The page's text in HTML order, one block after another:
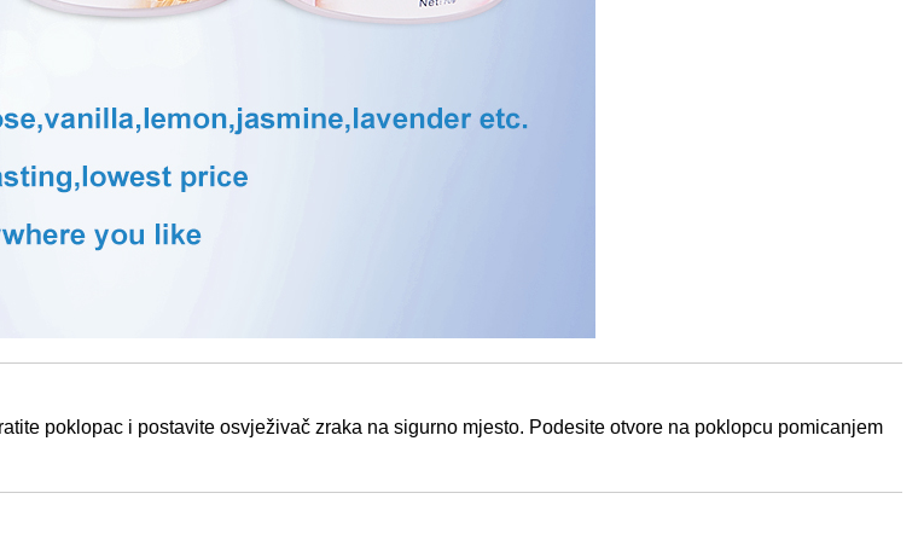
poklopac i postavite osvježivač zraka na sigurno mjesto. Podesite otvore na poklopcu pomicanjem